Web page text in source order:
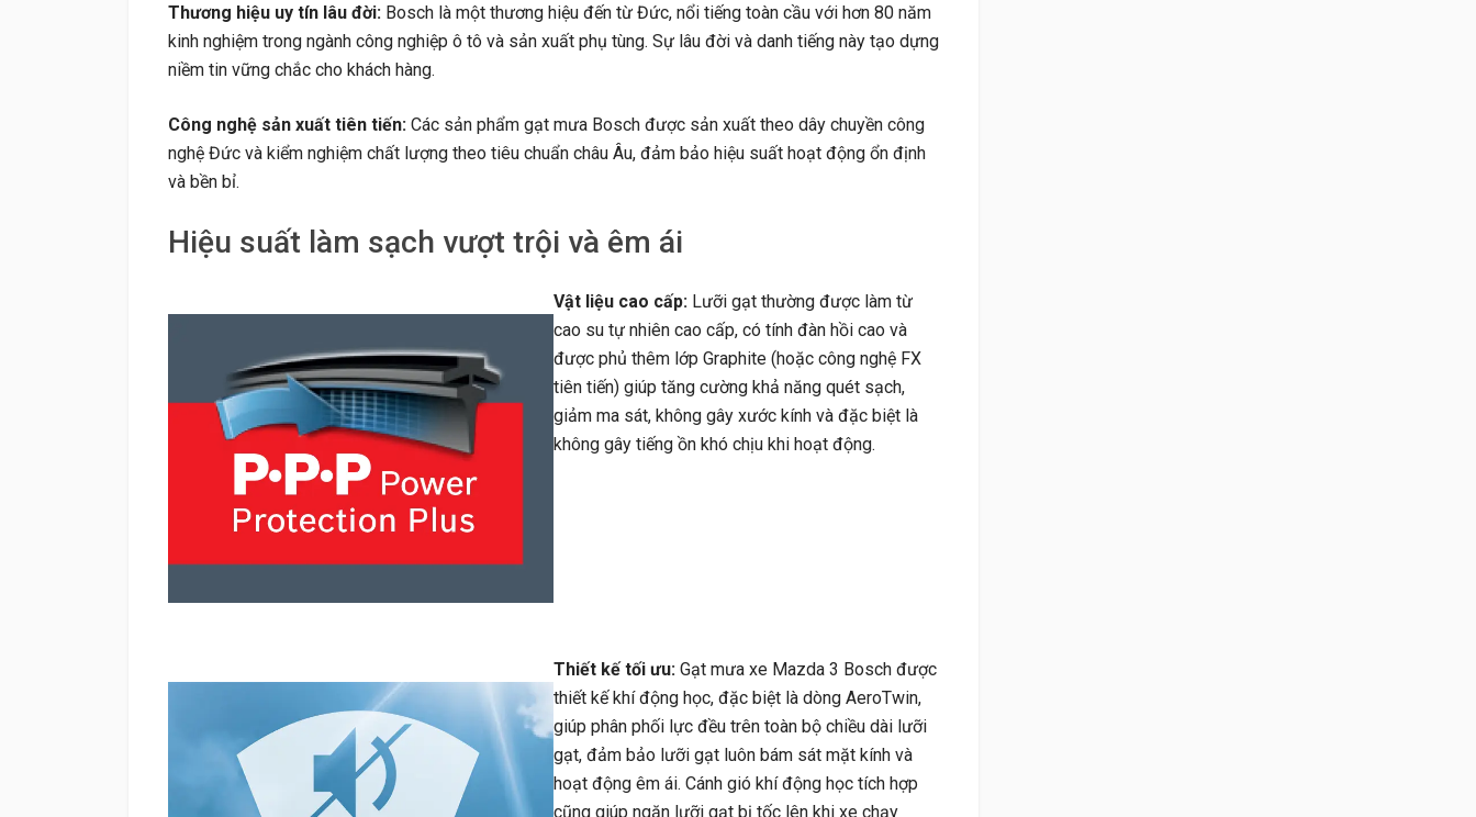
Thương hiệu uy tín lâu đời: Bosch là một thương hiệu đến từ Đức, nổi tiếng toàn cầu với hơn 80 năm
kinh nghiệm trong ngành công nghiệp ô tô và sản xuất phụ tùng. Sự lâu đời và danh tiếng này tạo dựng
niềm tin vững chắc cho khách hàng.
Công nghệ sản xuất tiên tiến: Các sản phẩm gạt mưa Bosch được sản xuất theo dây chuyền công
nghệ Đức và kiểm nghiệm chất lượng theo tiêu chuẩn châu Âu, đảm bảo hiệu suất hoạt động ổn định
và bền bỉ.
Hiệu suất làm sạch vượt trội và êm ái
Vật liệu cao cấp: Lưỡi gạt thường được làm từ
cao su tự nhiên cao cấp, có tính đàn hồi cao và
được phủ thêm lớp Graphite (hoặc công nghệ FX
tiên tiến) giúp tăng cường khả năng quét sạch,
giảm ma sát, không gây xước kính và đặc biệt là
không gây tiếng ồn khó chịu khi hoạt động.
Thiết kế tối ưu: Gạt mưa xe Mazda 3 Bosch được
thiết kế khí động học, đặc biệt là dòng AeroTwin,
giúp phân phối lực đều trên toàn bộ chiều dài lưỡi
gạt, đảm bảo lưỡi gạt luôn bám sát mặt kính và
hoạt động êm ái. Cánh gió khí động học tích hợp
cũng giúp ngăn lưỡi gạt bị tốc lên khi xe chạy